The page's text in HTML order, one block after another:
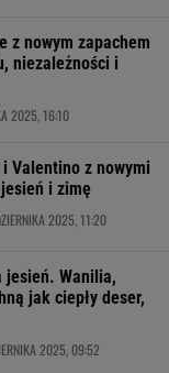
z nowym zapachem
niezależności i
2025, 16:10
Valentino z nowymi
i zimę
2025, 11:20
jesień. Wanilia,
jak ciepły deser,
2025, 09:52